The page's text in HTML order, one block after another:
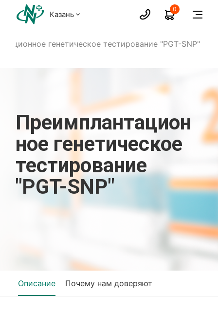
Казань
0
генетическое тестирование "PGT-SNP"
Преимплантацион
ное генетическое
тестирование
"PGT-SNP"
Описание Почему нам доверяют